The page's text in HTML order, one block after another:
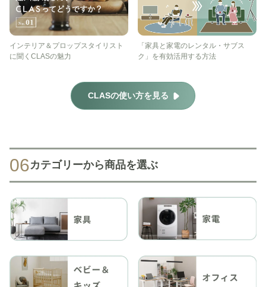
インテリア＆プロップスタイリスト
に聞くCLASの魅力
「家具と家電のレンタル・サブス
ク」を有効活用する方法
CLASの使い方を見る
06カテゴリーから商品を選ぶ